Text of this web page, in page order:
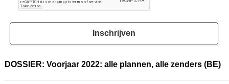
Inschrijven
DOSSIER: Voorjaar 2022: alle plannen, alle zenders (BE)